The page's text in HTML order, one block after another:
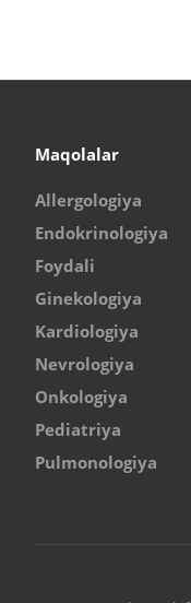
Maqolalar
Allergologiya
Endokrinologiya
Foydali
Ginekologiya
Kardiologiya
Nevrologiya
Onkologiya
Pediatriya
Pulmonologiya